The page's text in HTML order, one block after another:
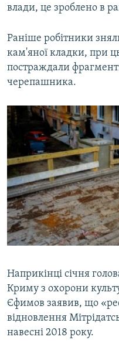
влади, це зроблено в
Раніше робітники
кам'яної кладки, при
постраждали
черепашника.
Наприкінці січня
Криму з охорони
Єфимов заявив, що
відновлення
навесні 2018 року.